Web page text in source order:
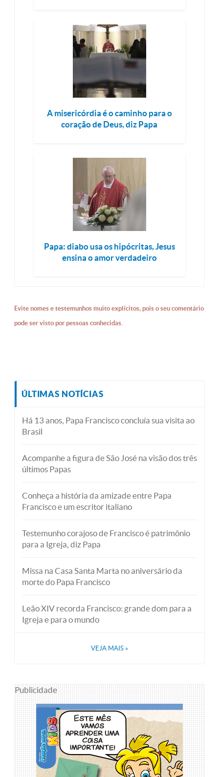
A misericórdia é o caminho para o
coração de Deus, diz Papa
Papa: diabo usa os hipócritas, Jesus
ensina o amor verdadeiro
Evite nomes e testemunhos muito explícitos, pois o seu comentário
pode ser visto por pessoas conhecidas.
ÚLTIMAS NOTÍCIAS
Há 13 anos, Papa Francisco concluía sua visita ao
Brasil
Acompanhe a figura de São José na visão dos três
últimos Papas
Conheça a história da amizade entre Papa
Francisco e um escritor italiano
Testemunho corajoso de Francisco é patrimônio
para a Igreja, diz Papa
Missa na Casa Santa Marta no aniversário da
morte do Papa Francisco
Leão XIV recorda Francisco: grande dom para a
Igreja e para o mundo
VEJA MAIS »
Publicidade